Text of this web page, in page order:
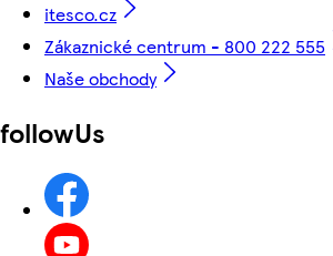
itesco.cz
Zákaznické centrum - 800 222 555
Naše obchody
followUs